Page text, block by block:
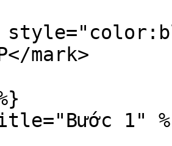
mark>
1"